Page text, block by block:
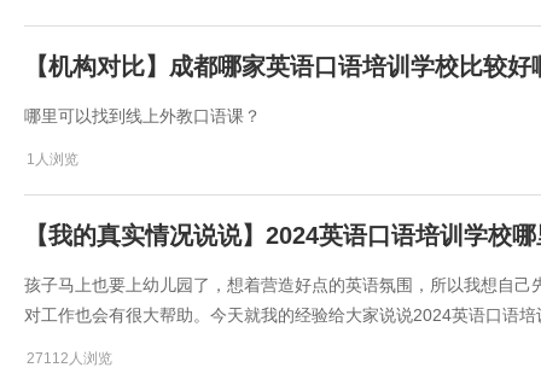
【机构对比】成都哪家英语口语培训学校比较
哪里可以找到线上外教口语课？
1人浏览
【我的真实情况说说】2024英语口语培训学校
孩子马上也要上幼儿园了，想着营造好点的英语氛围，所以我想自
对工作也会有很大帮助。今天就我的经验给大家说说2024英语口语
27112人浏览